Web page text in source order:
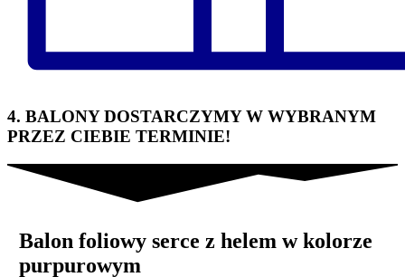
4. BALONY DOSTARCZYMY W WYBRANYM
PRZEZ CIEBIE TERMINIE!
Balon foliowy serce z helem w kolorze
purpurowym